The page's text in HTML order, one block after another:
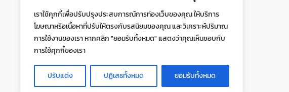
เราใช้คุกกี้เพื่อปรับปรุงประสบการณ์การท่องเว็บของคุณ ให้บริการ
โฆษณาหรือเนื้อหาที่ปรับให้ตรงกับรสนิยมของคุณ และวิเคราะห์ปริมาณ
การใช้งานของเรา หากคลิก "ยอมรับทั้งหมด" แสดงว่าคุณเห็นชอบกับ
การใช้คุกกี้ของเรา
ปรับแต่ง ปฏิเสธทั้งหมด ยอมรับทั้งหมด